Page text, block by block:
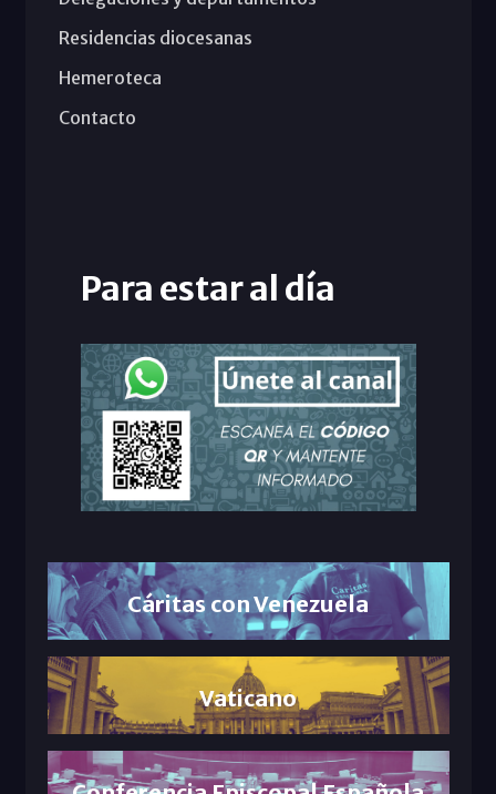
Residencias diocesanas
Hemeroteca
Contacto
Para estar al día
Cáritas con Venezuela
Vaticano